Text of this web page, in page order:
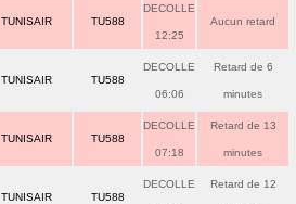
TUNISAIR TU588
DECOLLE
12:25
Aucun retard
TUNISAIR TU588
DECOLLE
06:06
Retard de 6
minutes
TUNISAIR TU588
DECOLLE
07:18
Retard de 13
minutes
TUNISAIR TU588
DECOLLE Retard de 12